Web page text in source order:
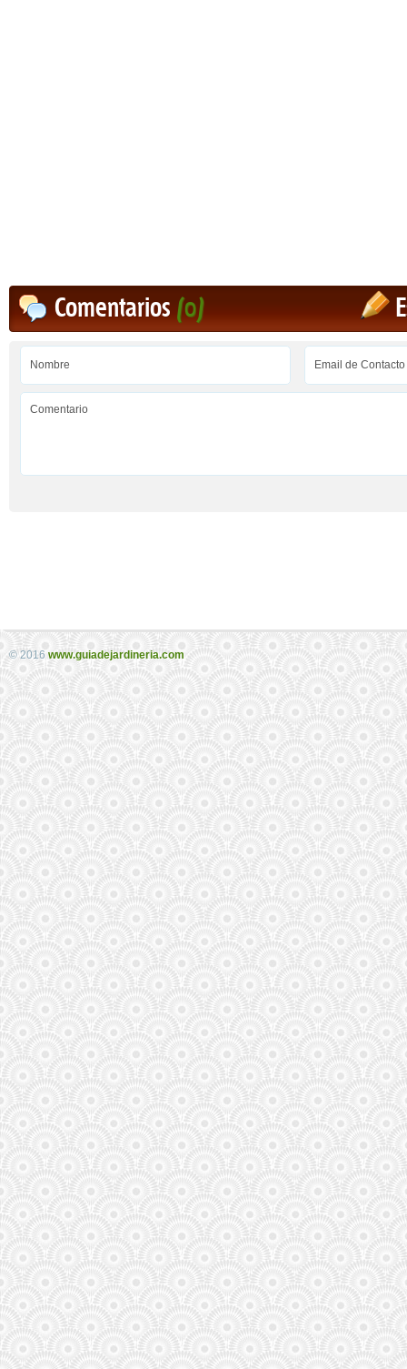
Comentarios(0)
© 2016 www.guiadejardineria.com